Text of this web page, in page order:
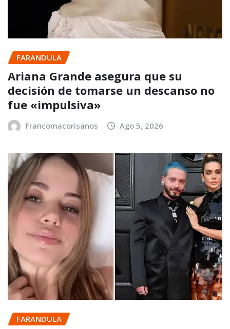
FARANDULA
Ariana Grande asegura que su
decisión de tomarse un descanso no
fue «impulsiva»
Francomacorisanos Ago 5, 2026
FARANDULA